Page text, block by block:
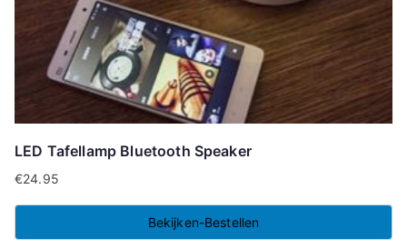
LED Tafellamp Bluetooth Speaker
€24.95
Bekijken-Bestellen